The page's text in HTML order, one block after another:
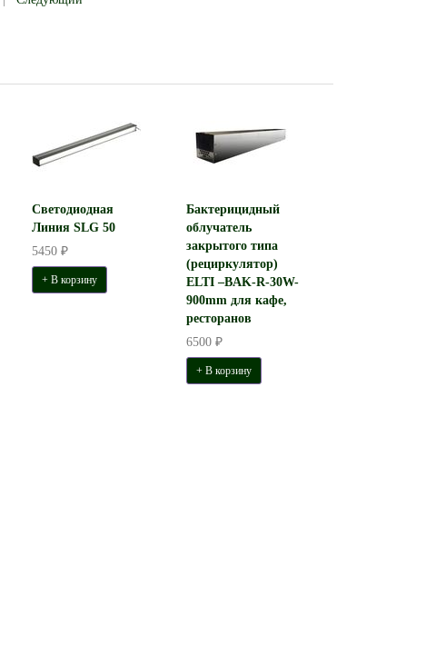
Светодиодная
Линия SLG 50
5450 ₽
+ В корзину
Бактерицидный
облучатель
закрытого типа
(рециркулятор)
ELTI –BAK-R-30W-
900mm для кафе,
ресторанов
6500 ₽
+ В корзину